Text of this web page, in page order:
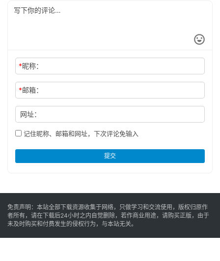
*昵称：
*邮箱：
网址：
记住昵称、邮箱和网址，下次评论免输入
提交
免责声明：本站全部下载资源收集于网络，只做学习和交流使用，版权归原作
者所有，请在下载后24小时之内自觉删除，若作商业用途，请购买正版，由于
未及时购买和付费发生的侵权行为，与本站无关。